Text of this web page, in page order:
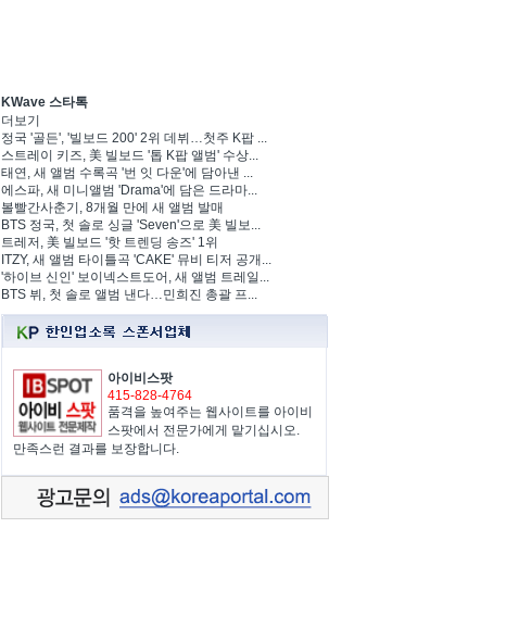
KWave 스타톡
더보기
정국 '골든', '빌보드 200' 2위 데뷔…첫주 K팝 ...
스트레이 키즈, 美 빌보드 '톱 K팝 앨범' 수상...
태연, 새 앨범 수록곡 '번 잇 다운'에 담아낸 ...
에스파, 새 미니앨범 'Drama'에 담은 드라마...
볼빨간사춘기, 8개월 만에 새 앨범 발매
BTS 정국, 첫 솔로 싱글 'Seven'으로 美 빌보...
트레저, 美 빌보드 '핫 트렌딩 송즈' 1위
ITZY, 새 앨범 타이틀곡 'CAKE' 뮤비 티저 공개...
'하이브 신인' 보이넥스트도어, 새 앨범 트레일...
BTS 뷔, 첫 솔로 앨범 낸다…민희진 총괄 프...
아이비스팟
415-828-4764
품격을 높여주는 웹사이트를 아이비
스팟에서 전문가에게 맡기십시오.
만족스런 결과를 보장합니다.